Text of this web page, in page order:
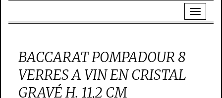
BACCARAT POMPADOUR 8
VERRES A VIN EN CRISTAL
GRAVÉ H. 11,2 CM